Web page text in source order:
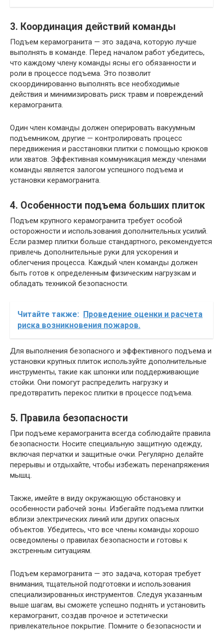
3. Координация действий команды
Подъем керамогранита — это задача, которую лучше
выполнять в команде. Перед началом работ убедитесь,
что каждому члену команды ясны его обязанности и
роли в процессе подъема. Это позволит
скоординированно выполнять все необходимые
действия и минимизировать риск травм и повреждений
керамогранита.
Один член команды должен оперировать вакуумным
подъемником, другие — контролировать процесс
передвижения и расстановки плитки с помощью крюков
или хватов. Эффективная коммуникация между членами
команды является залогом успешного подъема и
установки керамогранита.
4. Особенности подъема больших плиток
Подъем крупного керамогранита требует особой
осторожности и использования дополнительных усилий.
Если размер плитки больше стандартного, рекомендуется
привлечь дополнительные руки для ускорения и
облегчения процесса. Каждый член команды должен
быть готов к определенным физическим нагрузкам и
обладать техникой безопасности.
Читайте также: Проведение оценки и расчета
риска возникновения пожаров.
Для выполнения безопасного и эффективного подъема и
установки крупных плиток используйте дополнительные
инструменты, такие как шпонки или поддерживающие
стойки. Они помогут распределить нагрузку и
предотвратить перекос плитки в процессе подъема.
5. Правила безопасности
При подъеме керамогранита всегда соблюдайте правила
безопасности. Носите специальную защитную одежду,
включая перчатки и защитные очки. Регулярно делайте
перерывы и отдыхайте, чтобы избежать перенапряжения
мышц.
Также, имейте в виду окружающую обстановку и
особенности рабочей зоны. Избегайте подъема плитки
вблизи электрических линий или других опасных
объектов. Убедитесь, что все члены команды хорошо
осведомлены о правилах безопасности и готовы к
экстренным ситуациям.
Подъем керамогранита — это задача, которая требует
внимания, тщательной подготовки и использования
специализированных инструментов. Следуя указанным
выше шагам, вы сможете успешно поднять и установить
керамогранит, создав прочное и эстетически
привлекательное покрытие. Помните о безопасности и